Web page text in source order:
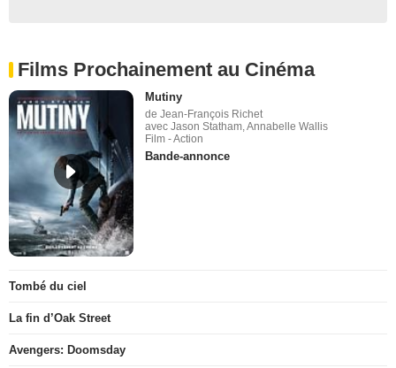
Films Prochainement au Cinéma
Mutiny
de Jean-François Richet
avec Jason Statham, Annabelle Wallis
Film - Action
Bande-annonce
Tombé du ciel
La fin d’Oak Street
Avengers: Doomsday